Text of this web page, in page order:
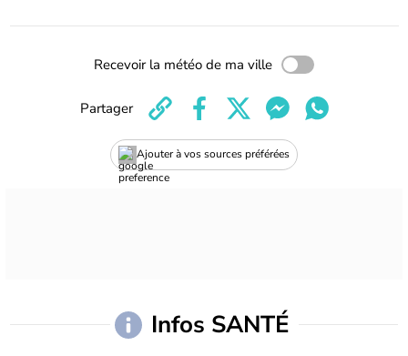
Recevoir la météo de ma ville
Ajouter à vos sources préférées
Partager
Infos SANTÉ